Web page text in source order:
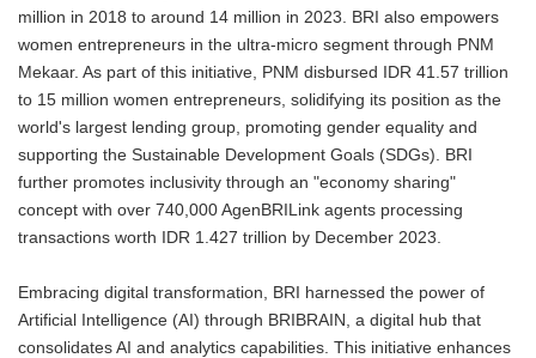
million in 2018 to around 14 million in 2023. BRI also empowers
women entrepreneurs in the ultra-micro segment through PNM
Mekaar. As part of this initiative, PNM disbursed IDR 41.57 trillion
to 15 million women entrepreneurs, solidifying its position as the
world's largest lending group, promoting gender equality and
supporting the Sustainable Development Goals (SDGs). BRI
further promotes inclusivity through an "economy sharing"
concept with over 740,000 AgenBRILink agents processing
transactions worth IDR 1.427 trillion by December 2023.
Embracing digital transformation, BRI harnessed the power of
Artificial Intelligence (AI) through BRIBRAIN, a digital hub that
consolidates AI and analytics capabilities. This initiative enhances